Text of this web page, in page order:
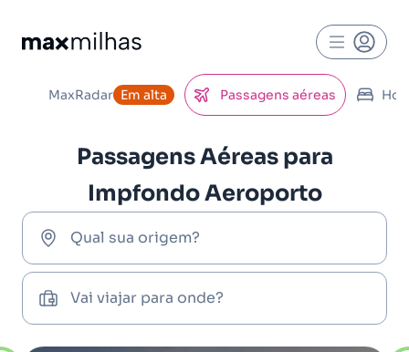
MaxRadar Em alta Passagens aéreas
Passagens Aéreas para
Impfondo Aeroporto
Qual sua origem?
Vai viajar para onde?